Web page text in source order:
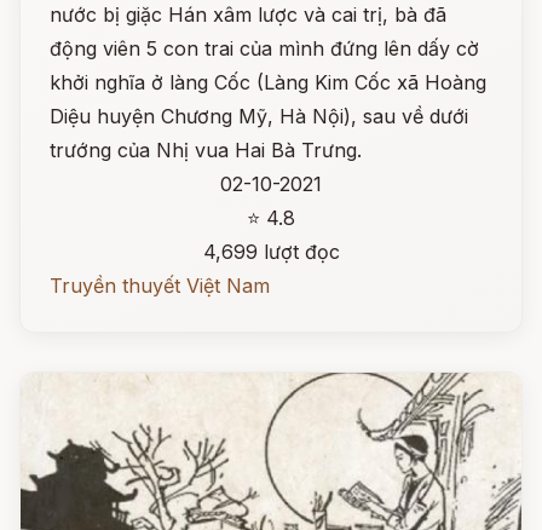
nước bị giặc Hán xâm lược và cai trị, bà đã
động viên 5 con trai của mình đứng lên dấy cờ
khởi nghĩa ở làng Cốc (Làng Kim Cốc xã Hoàng
Diệu huyện Chương Mỹ, Hà Nội), sau về dưới
trướng của Nhị vua Hai Bà Trưng.
02-10-2021
⭐ 4.8
4,699 lượt đọc
Truyền thuyết Việt Nam